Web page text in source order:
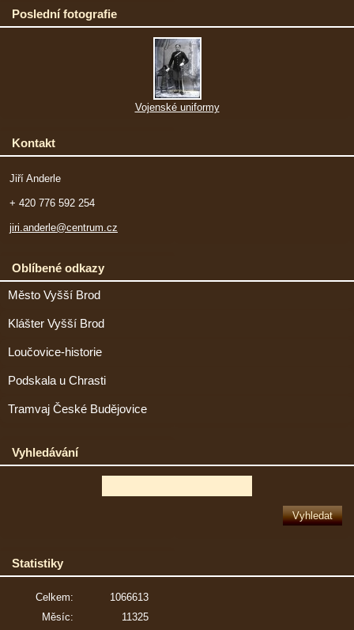
Poslední fotografie
Vojenské uniformy
Kontakt
Jiří Anderle
+ 420 776 592 254
jiri.anderle@centrum.cz
Oblíbené odkazy
Město Vyšší Brod
Klášter Vyšší Brod
Loučovice-historie
Podskala u Chrasti
Tramvaj České Budějovice
Vyhledávání
Statistiky
Celkem:
1066613
Měsíc:
11325